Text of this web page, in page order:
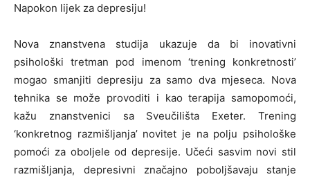
Napokon lijek za depresiju!
Nova znanstvena studija ukazuje da bi inovativni
psihološki tretman pod imenom ‘trening konkretnosti’
mogao smanjiti depresiju za samo dva mjeseca. Nova
tehnika se može provoditi i kao terapija samopomoći,
kažu znanstvenici sa Sveučilišta Exeter. Trening
‘konkretnog razmišljanja’ novitet je na polju psihološke
pomoći za oboljele od depresije. Učeći sasvim novi stil
razmišljanja, depresivni značajno poboljšavaju stanje